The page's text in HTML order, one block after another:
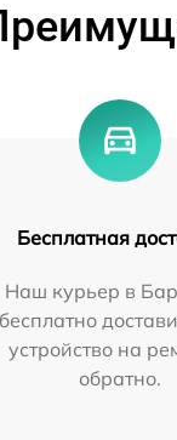
Бесплатная
Наш курьер в
бесплатно
устройство на
обратно.